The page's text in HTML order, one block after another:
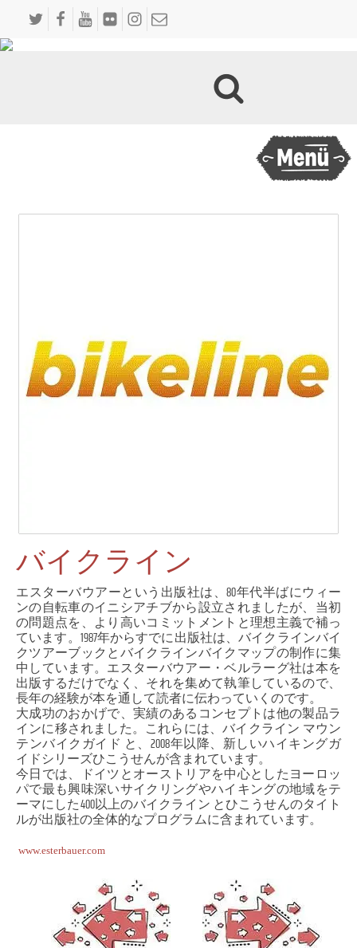
バイクライン
エスターバウアーという出版社は、80年代半ばにウィー
ンの自転車のイニシアチブから設立されましたが、当初
の問題点を、より高いコミットメントと理想主義で補っ
ています。1987年からすでに出版社は、バイクラインバイ
クツアーブックとバイクラインバイクマップの制作に集
中しています。エスターバウアー・ベルラーグ社は本を
出版するだけでなく、それを集めて執筆しているので、
長年の経験が本を通して読者に伝わっていくのです。
大成功のおかげで、実績のあるコンセプトは他の製品ラ
インに移されました。これらには、バイクライン マウン
テンバイクガイド と、2008年以降、新しいハイキングガ
イドシリーズひこうせんが含まれています。
今日では、ドイツとオーストリアを中心としたヨーロッ
パで最も興味深いサイクリングやハイキングの地域をテ
ーマにした400以上のバイクライン とひこうせんのタイト
ルが出版社の全体的なプログラムに含まれています。
www.esterbauer.com